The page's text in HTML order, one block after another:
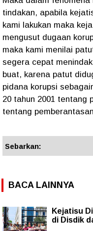
tindakan, apabila
kami lakukan maka
mengusut dugaan
maka kami menilai
segera cepat
buat, karena patut
pidana korupsi
20 tahun 2001 tentang
tentang
Sebarkan:
BACA LAINNYA
Kejatisu
di Disdik